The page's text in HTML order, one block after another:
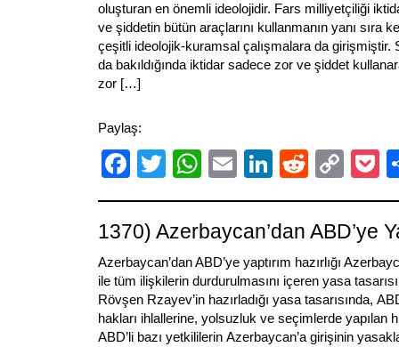
oluşturan en önemli ideolojidir. Fars milliyetçiliği
ve şiddetin bütün araçlarını kullanmanın yanı sıra
çeşitli ideolojik-kuramsal çalışmalara da girişmiştir.
da bakıldığında iktidar sadece zor ve şiddet
zor […]
Paylaş:
Facebook
TwitterWhatsApp
EmailLinkedIn
Reddit
Link
1370) Azerbaycan’dan ABD’ye
Azerbaycan’dan ABD’ye yaptırım hazırlığı
ile tüm ilişkilerin durdurulmasını içeren yasa
Rövşen Rzayev’in hazırladığı yasa tasarısında,
hakları ihlallerine, yolsuzluk ve seçimlerde yapılan
ABD’li bazı yetkililerin Azerbaycan’a girişinin